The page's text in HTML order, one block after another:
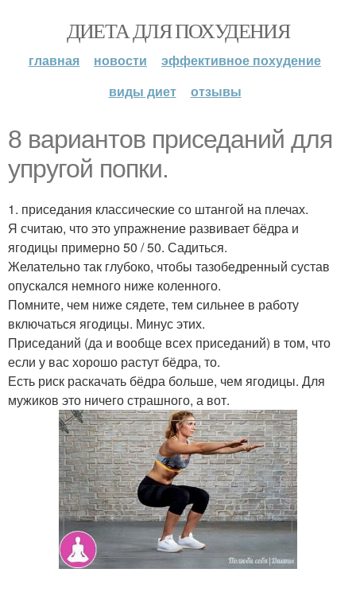
ДИЕТА ДЛЯ ПОХУДЕНИЯ
главная новости
эффективное похудение
виды диет
отзывы
8 вариантов приседаний для
упругой попки.
1. приседания классические со штангой на плечах.
Я считаю, что это упражнение развивает бёдра и
ягодицы примерно 50 / 50. Садиться.
Желательно так глубоко, чтобы тазобедренный сустав
опускался немного ниже коленного.
Помните, чем ниже сядете, тем сильнее в работу
включаться ягодицы. Минус этих.
Приседаний (да и вообще всех приседаний) в том, что
если у вас хорошо растут бёдра, то.
Есть риск раскачать бёдра больше, чем ягодицы. Для
мужиков это ничего страшного, а вот.